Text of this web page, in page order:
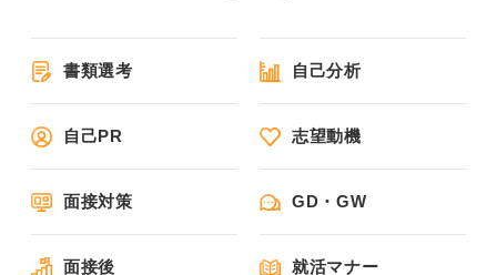
書類選考 自己分析
自己PR 志望動機
面接対策 GD・GW
面接後 就活マナー